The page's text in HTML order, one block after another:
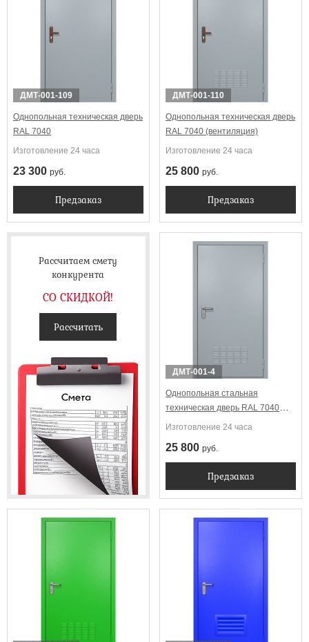
ДМТ-001-109
Однопольная техническая дверь
RAL 7040
Изготовление 24 часа
23 300 руб.
Предзаказ
ДМТ-001-110
Однопольная техническая дверь
RAL 7040 (вентиляция)
Изготовление 24 часа
25 800 руб.
Предзаказ
Рассчитаем смету
конкурента
СО СКИДКОЙ!
Рассчитать
ДМТ-001-4
Однопольная стальная
техническая дверь RAL 7040
(вентиляция)
Изготовление 24 часа
25 800 руб.
Предзаказ